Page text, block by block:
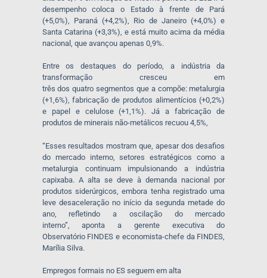
desempenho coloca o Estado à frente de Pará
(+5,0%), Paraná (+4,2%), Rio de Janeiro (+4,0%) e
Santa Catarina (+3,3%), e está muito acima da média
nacional, que avançou apenas 0,9%.
Entre os destaques do período, a indústria da
transformação cresceu em
três dos quatro segmentos que a compõe: metalurgia
(+1,6%), fabricação de produtos alimentícios (+0,2%)
e papel e celulose (+1,1%). Já a fabricação de
produtos de minerais não-metálicos recuou 4,5%,
“Esses resultados mostram que, apesar dos desafios
do mercado interno, setores estratégicos como a
metalurgia continuam impulsionando a indústria
capixaba. A alta se deve à demanda nacional por
produtos siderúrgicos, embora tenha registrado uma
leve desaceleração no início da segunda metade do
ano, refletindo a oscilação do mercado
interno”, aponta a gerente executiva do
Observatório FINDES e economista-chefe da FINDES,
Marília Silva.
Empregos formais no ES seguem em alta